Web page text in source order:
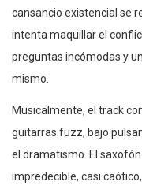
cansancio existencial se
intenta maquillar el
preguntas incómodas y
mismo.
Musicalmente, el track
guitarras fuzz, bajo
el dramatismo. El
impredecible, casi